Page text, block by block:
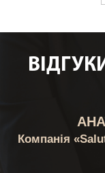
Компанія